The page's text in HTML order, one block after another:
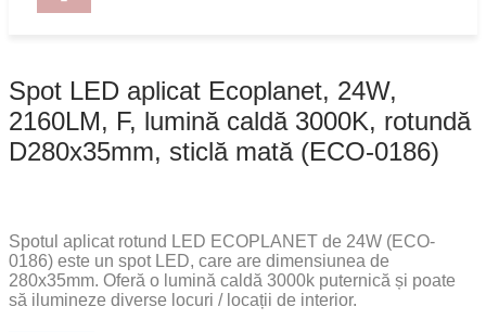
Spot LED aplicat Ecoplanet, 24W,
2160LM, F, lumină caldă 3000K, rotundă
D280x35mm, sticlă mată (ECO-0186)
Spotul aplicat rotund LED ECOPLANET de 24W (ECO-
0186) este un spot LED, care are dimensiunea de
280x35mm. Oferă o lumină caldă 3000k puternică și poate
să ilumineze diverse locuri / locații de interior.